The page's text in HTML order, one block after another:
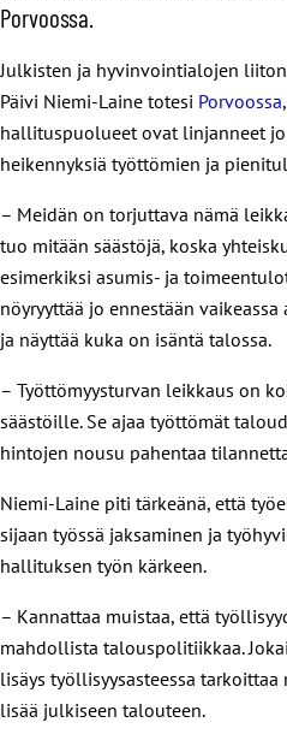
Porvoossa.
Julkisten ja hyvinvointialojen
Päivi Niemi-Laine totesi Porvoossa
hallituspuolueet ovat linjanneet
heikennyksiä työttömien ja
– Meidän on torjuttava nämä
tuo mitään säästöjä, koska
esimerkiksi asumis- ja
nöyryyttää jo ennestään
ja näyttää kuka on isäntä talossa.
– Työttömyysturvan leikkaus on
säästöille. Se ajaa työttömät
hintojen nousu pahentaa
Niemi-Laine piti tärkeänä, että
sijaan työssä jaksaminen ja
hallituksen työn kärkeen.
– Kannattaa muistaa, että
mahdollista talouspolitiikkaa.
lisäys työllisyysasteessa
lisää julkiseen talouteen.